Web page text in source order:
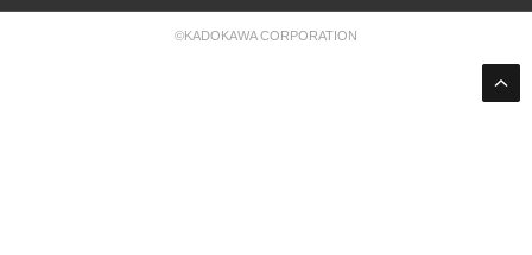
©KADOKAWA CORPORATION